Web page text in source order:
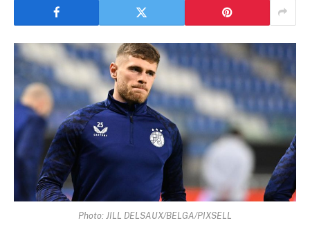
Photo: JILL DELSAUX/BELGA/PIXSELL